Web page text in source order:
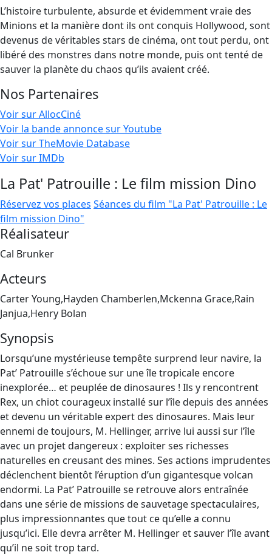
L’histoire turbulente, absurde et évidemment vraie des
Minions et la manière dont ils ont conquis Hollywood, sont
devenus de véritables stars de cinéma, ont tout perdu, ont
libéré des monstres dans notre monde, puis ont tenté de
sauver la planète du chaos qu’ils avaient créé.
Nos Partenaires
Voir sur AllocCiné
Voir la bande annonce sur Youtube
Voir sur TheMovie Database
Voir sur IMDb
La Pat' Patrouille : Le film mission Dino
Réservez vos places Séances du film "La Pat' Patrouille : Le
film mission Dino"
Réalisateur
Cal Brunker
Acteurs
Carter Young,Hayden Chamberlen,Mckenna Grace,Rain
Janjua,Henry Bolan
Synopsis
Lorsqu’une mystérieuse tempête surprend leur navire, la
Pat’ Patrouille s’échoue sur une île tropicale encore
inexplorée… et peuplée de dinosaures ! Ils y rencontrent
Rex, un chiot courageux installé sur l’île depuis des années
et devenu un véritable expert des dinosaures. Mais leur
ennemi de toujours, M. Hellinger, arrive lui aussi sur l’île
avec un projet dangereux : exploiter ses richesses
naturelles en creusant des mines. Ses actions imprudentes
déclenchent bientôt l’éruption d’un gigantesque volcan
endormi. La Pat’ Patrouille se retrouve alors entraînée
dans une série de missions de sauvetage spectaculaires,
plus impressionnantes que tout ce qu’elle a connu
jusqu’ici. Elle devra arrêter M. Hellinger et sauver l’île avant
qu’il ne soit trop tard.